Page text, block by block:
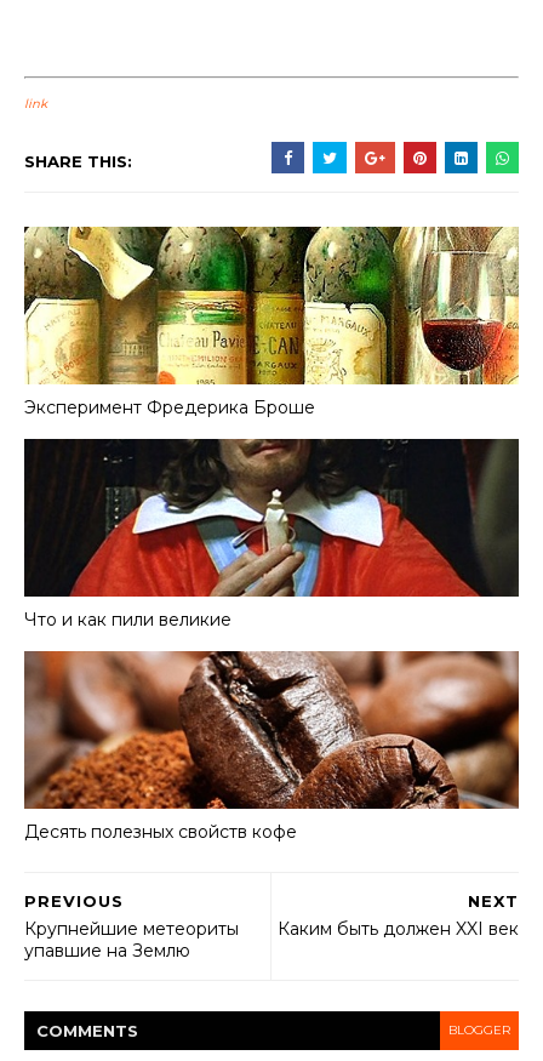
link
SHARE THIS:
Эксперимент Фредерика Броше
Что и как пили великие
Десять полезных свойств кофе
NEXT
Каким быть должен XXI век
PREVIOUS
Крупнейшие метеориты
упавшие на Землю
COMMENTS BLOGGER